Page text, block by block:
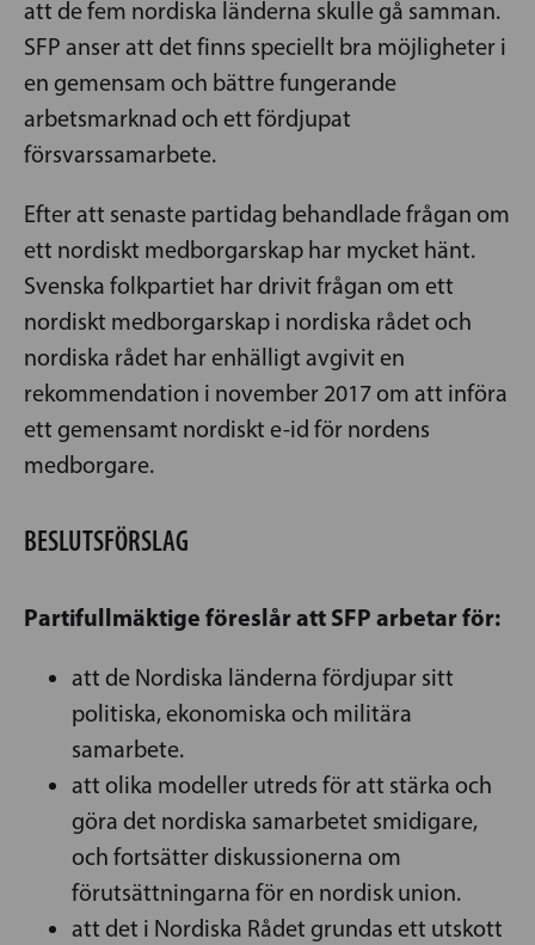
att de fem nordiska länderna skulle gå samman.
SFP anser att det finns speciellt bra möjligheter i
en gemensam och bättre fungerande
arbetsmarknad och ett fördjupat
försvarssamarbete.
Efter att senaste partidag behandlade frågan om
ett nordiskt medborgarskap har mycket hänt.
Svenska folkpartiet har drivit frågan om ett
nordiskt medborgarskap i nordiska rådet och
nordiska rådet har enhälligt avgivit en
rekommendation i november 2017 om att införa
ett gemensamt nordiskt e-id för nordens
medborgare.
BESLUTSFÖRSLAG
Partifullmäktige föreslår att SFP arbetar för:
att de Nordiska länderna fördjupar sitt
politiska, ekonomiska och militära
samarbete.
att olika modeller utreds för att stärka och
göra det nordiska samarbetet smidigare,
och fortsätter diskussionerna om
förutsättningarna för en nordisk union.
att det i Nordiska Rådet grundas ett utskott